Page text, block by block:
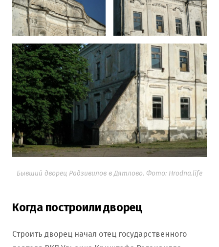
Бывший дворец Радзивилов в Дятлово. Фото: Hrodna.life
Когда построили дворец
Строить дворец начал отец государственного